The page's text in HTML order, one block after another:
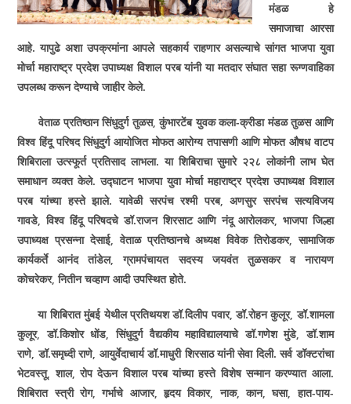
मंडळ हे
समाजाचा आरसा
आहे. यापुढे अशा उपक्रमांना आपले सहकार्य राहणार असल्याचे सांगत भाजपा युवा
मोर्चा महाराष्ट्र प्रदेश उपाध्यक्ष विशाल परब यांनी या मतदार संघात सहा रूग्णवाहिका
उपलब्ध करून देण्याचे जाहीर केले.
वेताळ प्रतिष्ठान सिंधुदुर्ग तुळस,कुंभारटेंब युवक कला-क्रीडा मंडळ तुळस आणि
विश्व हिंदू परिषद सिंधुदुर्ग आयोजित मोफत आरोग्य तपासणी आणि मोफत औषध वाटप
शिबिराला उत्स्फूर्त प्रतिसाद लाभला. या शिबिराचा सुमारे २२८ लोकांनी लाभ घेत
समाधान व्यक्त केले. उद्घाटन भाजपा युवा मोर्चा महाराष्ट्र प्रदेश उपाध्यक्ष विशाल
परब यांच्या हस्ते झाले. यावेळी सरपंच रश्मी परब,अणसुर सरपंच सत्यविजय
गावडे,विश्व हिंदू परिषदचे डॉ.राजन शिरसाट आणि नंदू आरोलकर, भाजपा जिल्हा
उपाध्यक्ष प्रसन्ना देसाई,वेताळ प्रतिष्ठानचे अध्यक्ष विवेक तिरोडकर,सामाजिक
कार्यकर्ते आनंद तांडेल,ग्रामपंचायत सदस्य जयवंत तुळसकर व नारायण
कोचरेकर,नितीन चव्हाण आदी उपस्थित होते.
या शिबिरात मुंबई येथील प्रतिथयश डॉ.दिलीप पवार,डॉ.रोहन कुलूर,डॉ.शामला
कुलूर,डॉ.किशोर धोंड,सिंधुदुर्ग वैद्यकीय महाविद्यालयाचे डॉ.गणेश मुंडे,डॉ.शाम
राणे,डॉ.समृध्दी राणे, आयुर्वेदाचार्य डॉ.माधुरी शिरसाठ यांनी सेवा दिली. सर्व डॉक्टरांचा
भेटवस्तू,शाल,रोप देऊन विशाल परब यांच्या हस्ते विशेष सन्मान करण्यात आला.
शिबिरात स्त्री रोग,गर्भाचे आजार,हृदय विकार, नाक,कान,घसा,हात-पाय-